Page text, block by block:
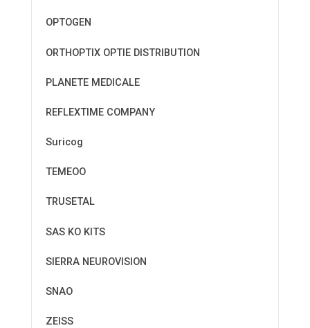
OPTOGEN
ORTHOPTIX OPTIE DISTRIBUTION
PLANETE MEDICALE
REFLEXTIME COMPANY
Suricog
TEMEOO
TRUSETAL
SAS KO KITS
SIERRA NEUROVISION
SNAO
ZEISS